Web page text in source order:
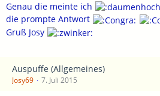
Genau die meinte ich
die prompte Antwort
Gruß Josy
Auspuffe (Allgemeines)
Josy69 7. Juli 2015